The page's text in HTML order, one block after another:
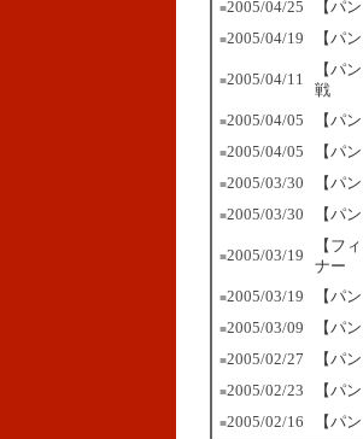
■2005/04/25 【パ
■2005/04/19 【パ
■2005/04/11
【パ
戦
■2005/04/05 【パ
■2005/04/05 【パ
■2005/03/30 【パ
■2005/03/30 【パ
■2005/03/19
【フ
ナー
■2005/03/19 【パ
■2005/03/09 【パ
■2005/02/27 【パ
■2005/02/23 【パ
■2005/02/16 【パ